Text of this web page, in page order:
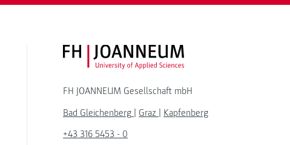
FH JOANNEUM Logo
FH JOANNEUM Gesellschaft mbH
Bad Gleichenberg | Graz | Kapfenberg
+43 316 5453 - 0